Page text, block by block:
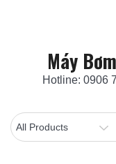
Máy
Hotline: 0906